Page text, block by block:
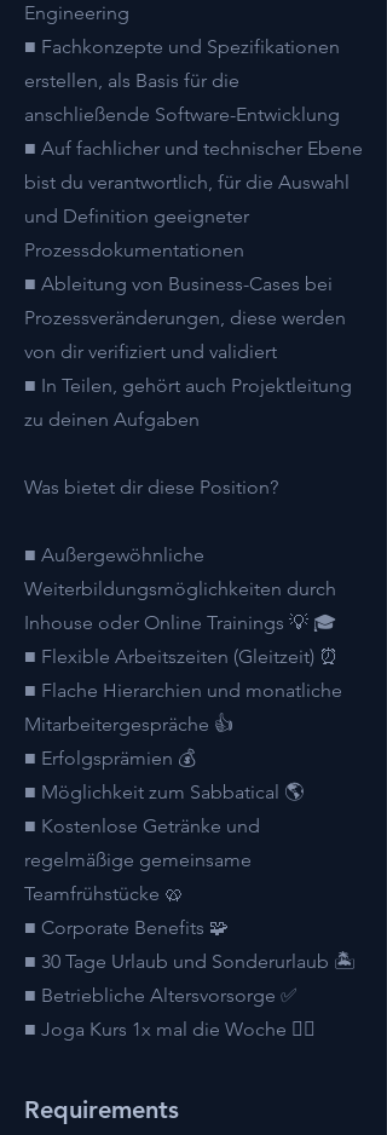
Engineering
■ Fachkonzepte und Spezifikationen
erstellen, als Basis für die
anschließende Software-Entwicklung
■ Auf fachlicher und technischer Ebene
bist du verantwortlich, für die Auswahl
und Definition geeigneter
Prozessdokumentationen
■ Ableitung von Business-Cases bei
Prozessveränderungen, diese werden
von dir verifiziert und validiert
■ In Teilen, gehört auch Projektleitung
zu deinen Aufgaben
Was bietet dir diese Position?
■ Außergewöhnliche
Weiterbildungsmöglichkeiten durch
Inhouse oder Online Trainings 💡 🎓
■ Flexible Arbeitszeiten (Gleitzeit) ⏰
■ Flache Hierarchien und monatliche
Mitarbeitergespräche 👍
■ Erfolgsprämien 💰
■ Möglichkeit zum Sabbatical 🌎
■ Kostenlose Getränke und
regelmäßige gemeinsame
Teamfrühstücke 🥨
■ Corporate Benefits 🧩
■ 30 Tage Urlaub und Sonderurlaub 🏝
■ Betriebliche Altersvorsorge ✅
■ Joga Kurs 1x mal die Woche 🧘‍♀️
Requirements